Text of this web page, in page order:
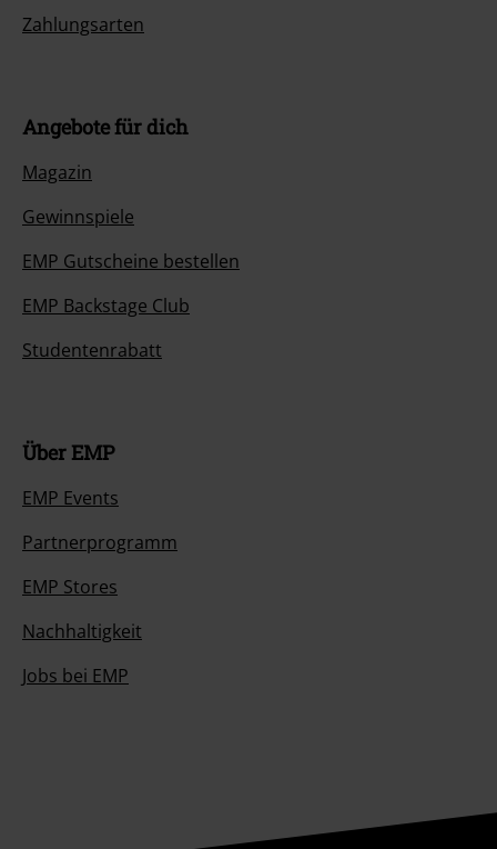
Zahlungsarten
Angebote für dich
Magazin
Gewinnspiele
EMP Gutscheine bestellen
EMP Backstage Club
Studentenrabatt
Über EMP
EMP Events
Partnerprogramm
EMP Stores
Nachhaltigkeit
Jobs bei EMP